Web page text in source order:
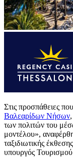
Στις προσπάθειες
Βαλεαρίδων Νήσων
των πολιτών του
μοντέλου»,
ταξιδιωτικής έκθεσης
υπουργός